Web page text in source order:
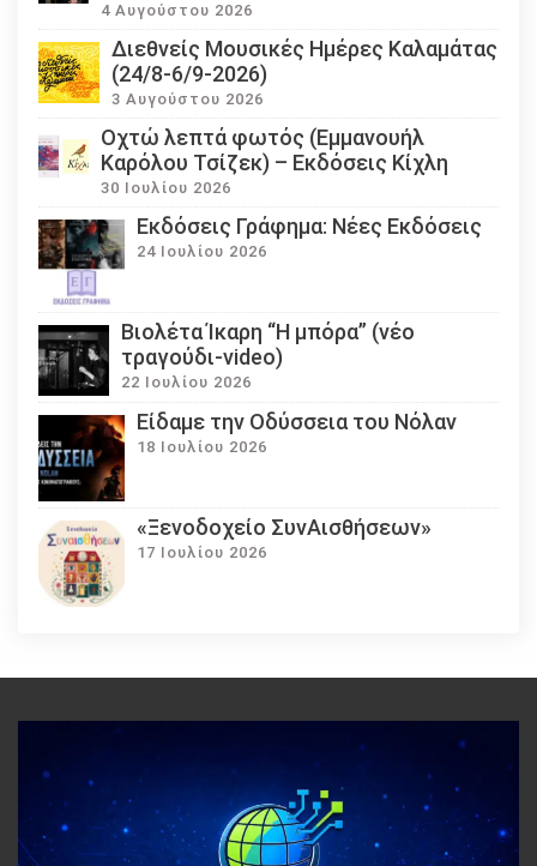
4 Αυγούστου 2026
Διεθνείς Μουσικές Ημέρες Καλαμάτας
(24/8-6/9-2026)
3 Αυγούστου 2026
Οχτώ λεπτά φωτός (Εμμανουήλ
Καρόλου Τσίζεκ) – Εκδόσεις Κίχλη
30 Ιουλίου 2026
Εκδόσεις Γράφημα: Νέες Εκδόσεις
24 Ιουλίου 2026
Βιολέτα Ίκαρη “Η μπόρα” (νέο
τραγούδι-video)
22 Ιουλίου 2026
Eίδαμε την Οδύσσεια του Νόλαν
18 Ιουλίου 2026
«Ξενοδοχείο ΣυνΑισθήσεων»
17 Ιουλίου 2026